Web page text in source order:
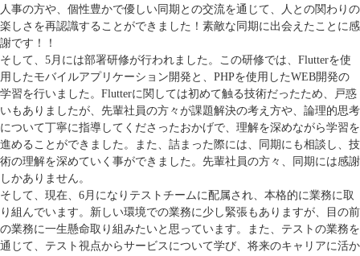
人事の方や、個性豊かで優しい同期との交流を通じて、人との関わりの
楽しさを再認識することができました！素敵な同期に出会えたことに感
謝です！！
そして、5月には部署研修が行われました。この研修では、Flutterを使
用したモバイルアプリケーション開発と、PHPを使用したWEB開発の
学習を行いました。Flutterに関しては初めて触る技術だったため、戸惑
いもありましたが、先輩社員の方々が課題解決の考え方や、論理的思考
について丁寧に指導してくださったおかげで、理解を深めながら学習を
進めることができました。また、詰まった際には、同期にも相談し、技
術の理解を深めていく事ができました。先輩社員の方々、同期には感謝
しかありません。
そして、現在、6月になりテストチームに配属され、本格的に業務に取
り組んでいます。新しい環境での業務に少し緊張もありますが、目の前
の業務に一生懸命取り組みたいと思っています。また、テストの業務を
通じて、テスト視点からサービスについて学び、将来のキャリアに活か